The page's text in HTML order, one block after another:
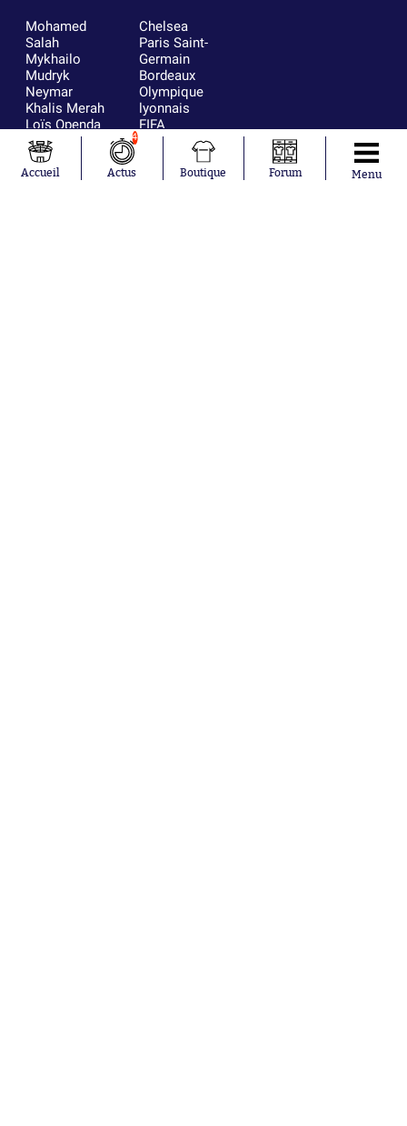
Mohamed
Salah
Mykhailo
Mudryk
Neymar
Khalis Merah
Loïs Openda
Moussa
Niakhaté
Nicolás
Chelsea
Paris Saint-
Germain
Bordeaux
Olympique
lyonnais
FIFA
Real Madrid
RC Strasbourg
AC Milan
Accueil
4
Actus Boutique Forum Menu